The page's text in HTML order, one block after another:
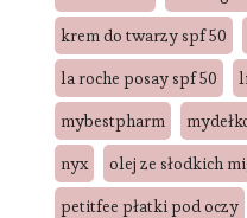
krem do twarzy spf 50
la roche posay spf 50
mybestpharm
nyx
olej ze słodkich
petitfee płatki pod oczy